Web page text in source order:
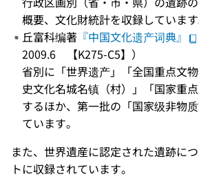
概要、文化財統計を収録しています
丘富科编著 『中国文化遗产词典』
2009.6 【K275-C5】）
省別に「世界遗产」「全国重点文
史文化名城名镇（村）」「国家重
するほか、第一批の「国家级非物
ています。
また、世界遺産に認定された遺跡に
トに収録されています。